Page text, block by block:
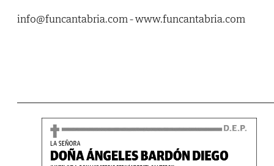
info@funcantabria.com - www.funcantabria.com